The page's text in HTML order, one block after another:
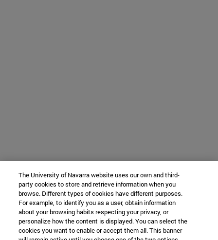
The University of Navarra website uses our own and third-
party cookies to store and retrieve information when you
browse. Different types of cookies have different purposes.
For example, to identify you as a user, obtain information
about your browsing habits respecting your privacy, or
personalize how the content is displayed. You can select the
cookies you want to enable or accept them all. This banner